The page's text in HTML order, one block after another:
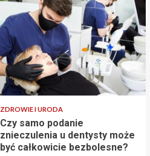
ZDROWIE I URODA
Czy samo podanie
znieczulenia u dentysty może
być całkowicie bezbolesne?